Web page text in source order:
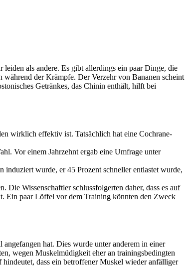
als andere. Es gibt allerdings ein paar Dinge, die
während der Krämpfe. Der Verzehr von Bananen scheint
Getränkes, das Chinin enthält, hilft bei
wirklich effektiv ist. Tatsächlich hat eine Cochrane-
Vor einem Jahrzehnt ergab eine Umfrage unter
wurde, er 45 Prozent schneller entlastet wurde,
Die Wissenschaftler schlussfolgerten daher, dass es auf
Ein paar Löffel vor dem Training könnten den Zweck
hat. Dies wurde unter anderem in einer
wegen Muskelmüdigkeit eher an trainingsbedingten
dass ein betroffener Muskel wieder anfälliger